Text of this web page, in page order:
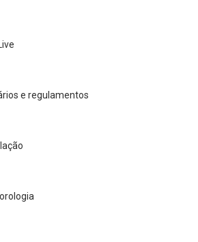
e regulamentos